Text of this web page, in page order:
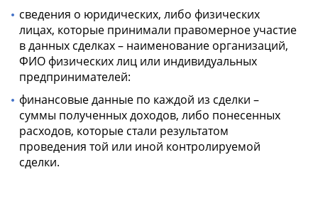
сведения о юридических, либо физических
лицах, которые принимали правомерное участие
в данных сделках – наименование организаций,
ФИО физических лиц или индивидуальных
предпринимателей:
финансовые данные по каждой из сделки –
суммы полученных доходов, либо понесенных
расходов, которые стали результатом
проведения той или иной контролируемой
сделки.